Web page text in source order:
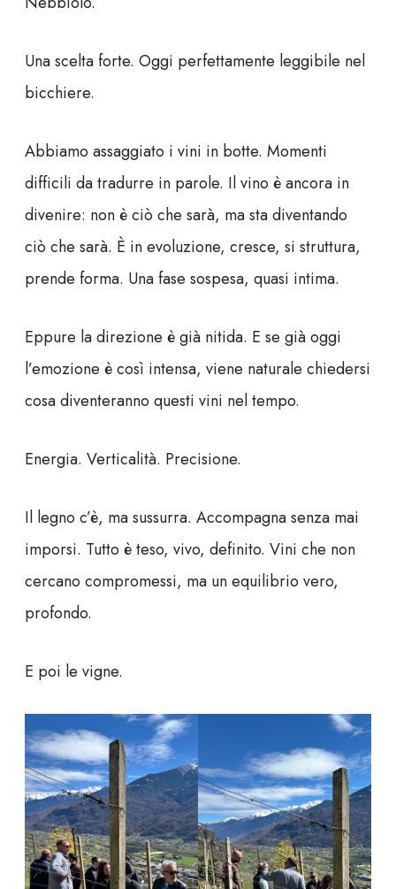
Una scelta forte. Oggi perfettamente leggibile nel
bicchiere.
Abbiamo assaggiato i vini in botte. Momenti
difficili da tradurre in parole. Il vino è ancora in
divenire: non è ciò che sarà, ma sta diventando
ciò che sarà. È in evoluzione, cresce, si struttura,
prende forma. Una fase sospesa, quasi intima.
Eppure la direzione è già nitida. E se già oggi
l’emozione è così intensa, viene naturale chiedersi
cosa diventeranno questi vini nel tempo.
Energia. Verticalità. Precisione.
Il legno c’è, ma sussurra. Accompagna senza mai
imporsi. Tutto è teso, vivo, definito. Vini che non
cercano compromessi, ma un equilibrio vero,
profondo.
E poi le vigne.